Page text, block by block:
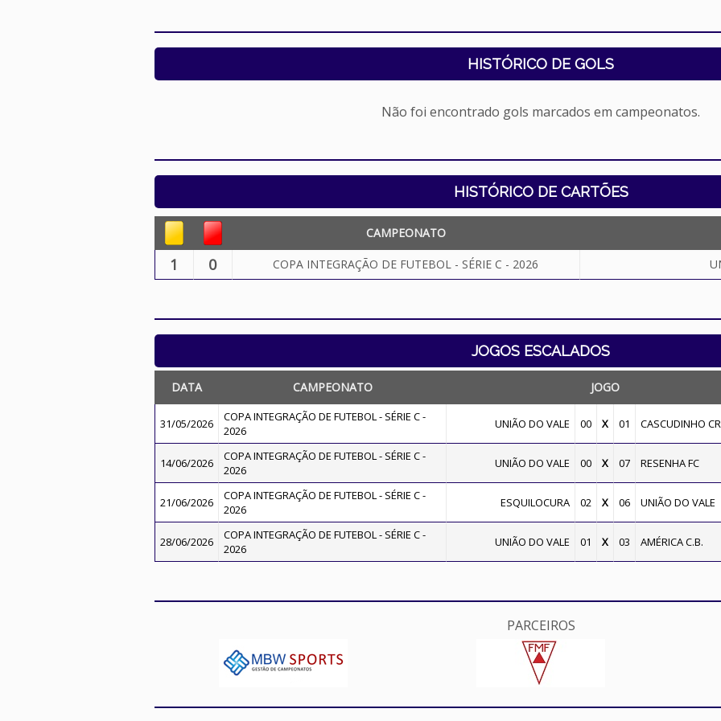
HISTÓRICO DE GOLS
Não foi encontrado gols marcados em campeonatos.
HISTÓRICO DE CARTÕES
CAMPEONATO
1 0 COPA INTEGRAÇÃO DE FUTEBOL - SÉRIE C - 2026
JOGOS ESCALADOS
DATA CAMPEONATO JOGO
31/05/2026
COPA INTEGRAÇÃO DE FUTEBOL - SÉRIE C -
2026
UNIÃO DO VALE 00 X 01 CASCUDINHO
14/06/2026
COPA INTEGRAÇÃO DE FUTEBOL - SÉRIE C -
2026
UNIÃO DO VALE 00 X 07 RESENHA FC
21/06/2026
COPA INTEGRAÇÃO DE FUTEBOL - SÉRIE C -
2026
ESQUILOCURA 02 X 06 UNIÃO DO VALE
28/06/2026
COPA INTEGRAÇÃO DE FUTEBOL - SÉRIE C -
2026
UNIÃO DO VALE 01 X 03 AMÉRICA C.B.
PARCEIROS